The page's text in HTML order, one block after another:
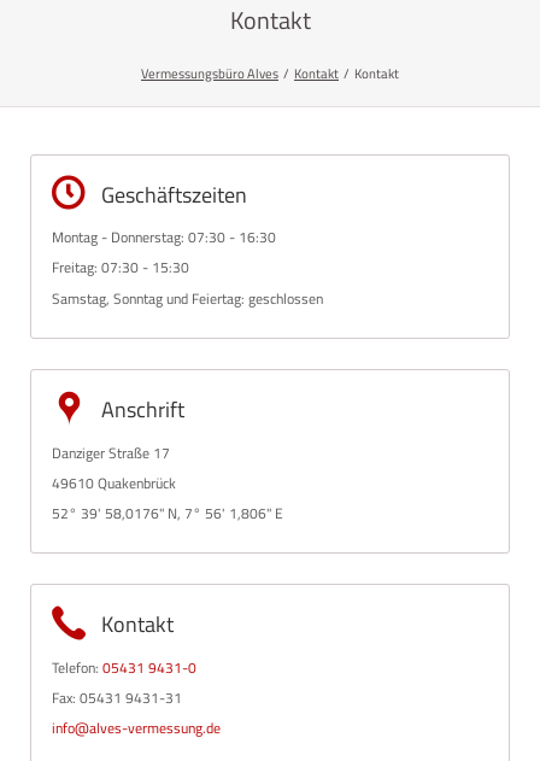
Kontakt
Vermessungsbüro Alves Kontakt Kontakt
Geschäftszeiten
Montag - Donnerstag: 07:30 - 16:30
Freitag: 07:30 - 15:30
Samstag, Sonntag und Feiertag: geschlossen
Anschrift
Danziger Straße 17
49610 Quakenbrück
52° 39' 58,0176" N, 7° 56' 1,806" E
Kontakt
Telefon:05431 9431-0
Fax: 05431 9431-31
info@alves-vermessung.de